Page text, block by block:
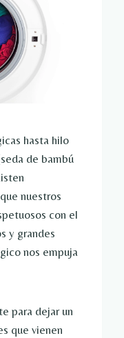
hasta hilo
de bambú
nuestros
con el
y grandes
nos empuja
para dejar un
que vienen